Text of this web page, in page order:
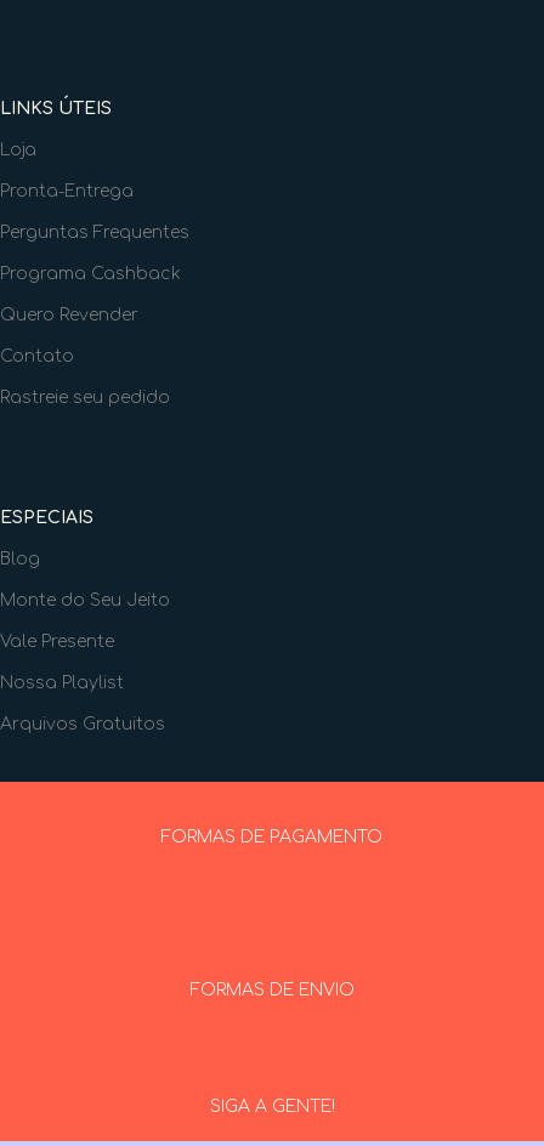
LINKS ÚTEIS
Loja
Pronta-Entrega
Perguntas Frequentes
Programa Cashback
Quero Revender
Contato
Rastreie seu pedido
ESPECIAIS
Blog
Monte do Seu Jeito
Vale Presente
Nossa Playlist
Arquivos Gratuitos
FORMAS DE PAGAMENTO
FORMAS DE ENVIO
SIGA A GENTE!